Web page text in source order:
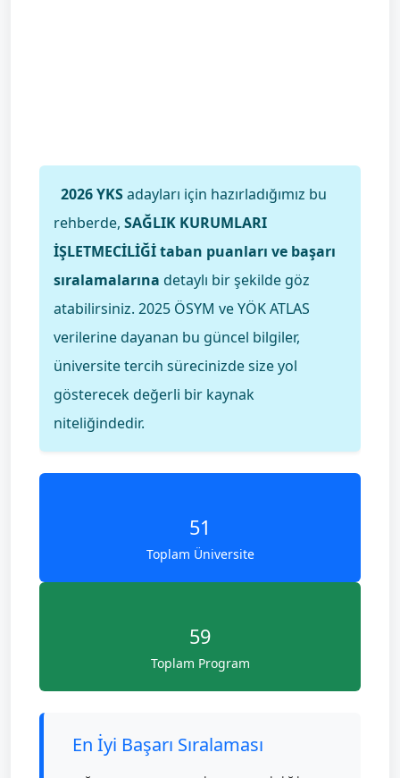
2026 YKSadayları için hazırladığımız bu
rehberde, SAĞLIK KURUMLARI
İŞLETMECİLİĞİ taban puanları ve başarı
sıralamalarına detaylı bir şekilde göz
atabilirsiniz. 2025 ÖSYM ve YÖK ATLAS
verilerine dayanan bu güncel bilgiler,
üniversite tercih sürecinizde size yol
gösterecek değerli bir kaynak
niteliğindedir.
51
Toplam Üniversite
59
Toplam Program
En İyi Başarı Sıralaması